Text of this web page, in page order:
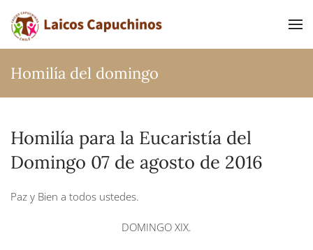
Ir al contenido principal
Homilía del domingo
Homilía para la Eucaristía del
Domingo 07 de agosto de 2016
Paz y Bien a todos ustedes.
DOMINGO XIX.